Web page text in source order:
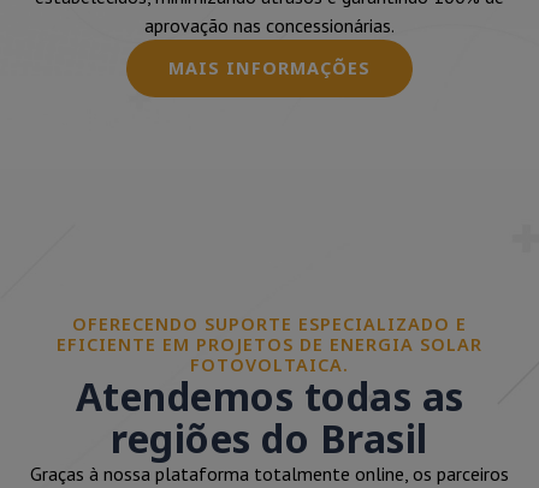
aprovação nas concessionárias.
MAIS INFORMAÇÕES
OFERECENDO SUPORTE ESPECIALIZADO E
EFICIENTE EM PROJETOS DE ENERGIA SOLAR
FOTOVOLTAICA.
Atendemos todas as
regiões do Brasil
Graças à nossa plataforma totalmente online, os parceiros